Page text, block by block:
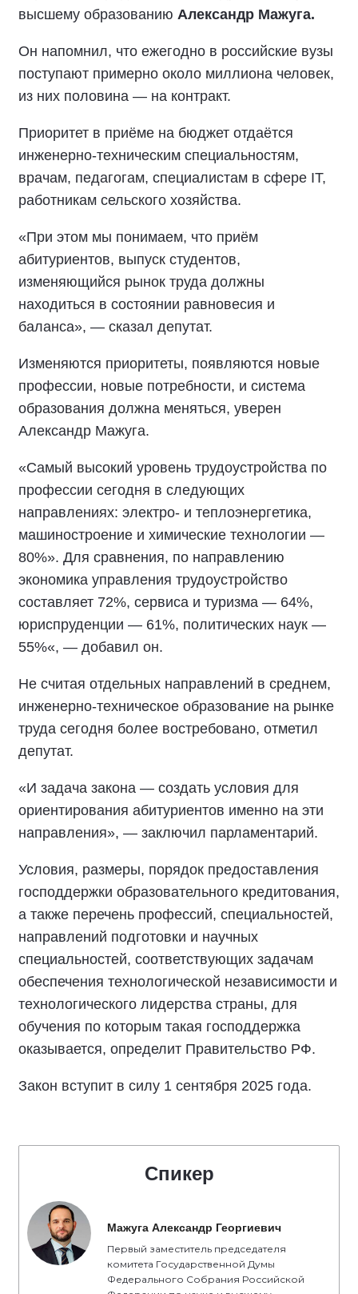
высшему образованию Александр Мажуга.
Он напомнил, что ежегодно в российские вузы
поступают примерно около миллиона человек,
из них половина — на контракт.
Приоритет в приёме на бюджет отдаётся
инженерно-техническим специальностям,
врачам, педагогам, специалистам в сфере IT,
работникам сельского хозяйства.
«При этом мы понимаем, что приём
абитуриентов, выпуск студентов,
изменяющийся рынок труда должны
находиться в состоянии равновесия и
баланса», — сказал депутат.
Изменяются приоритеты, появляются новые
профессии, новые потребности, и система
образования должна меняться, уверен
Александр Мажуга.
«Самый высокий уровень трудоустройства по
профессии сегодня в следующих
направлениях: электро- и теплоэнергетика,
машиностроение и химические технологии —
80%». Для сравнения, по направлению
экономика управления трудоустройство
составляет 72%, сервиса и туризма — 64%,
юриспруденции — 61%, политических наук —
55%«, — добавил он.
Не считая отдельных направлений в среднем,
инженерно-техническое образование на рынке
труда сегодня более востребовано, отметил
депутат.
«И задача закона — создать условия для
ориентирования абитуриентов именно на эти
направления», — заключил парламентарий.
Условия, размеры, порядок предоставления
господдержки образовательного кредитования,
а также перечень профессий, специальностей,
направлений подготовки и научных
специальностей, соответствующих задачам
обеспечения технологической независимости и
технологического лидерства страны, для
обучения по которым такая господдержка
оказывается, определит Правительство РФ.
Закон вступит в силу 1 сентября 2025 года.
Спикер
Мажуга Александр Георгиевич
Первый заместитель председателя
комитета Государственной Думы
Федерального Собрания Российской